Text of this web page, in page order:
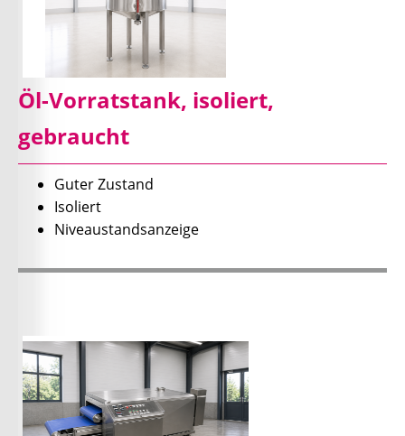
Öl-Vorratstank, isoliert,
gebraucht
Guter Zustand
Isoliert
Niveaustandsanzeige